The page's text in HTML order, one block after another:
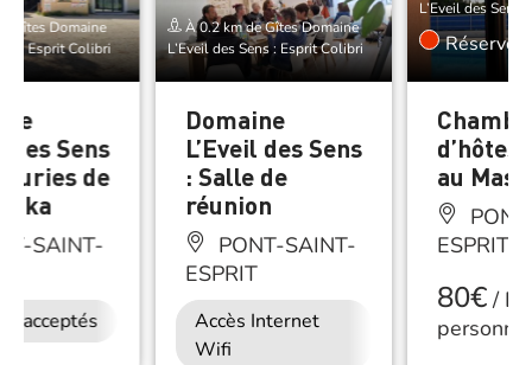
Gîtes Domaine
: Esprit Colibri
des Sens
de
SAINT-
acceptés
À 0.2 km de Gîtes Domaine
L’Eveil des Sens : Esprit Colibri
Domaine
L’Eveil des Sens
: Salle de
réunion
PONT-SAINT-
ESPRIT
Accès Internet
Wifi
L’Eveil des Sens
Réserver
d’hôtes
au Mas
ESPRIT
80€/